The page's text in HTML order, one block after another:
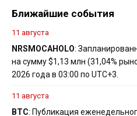
Ближайшие события
11 августа
NRS MOCAHOLO:
на сумму $1,13 млн (31,04%
2026 года в 03:00 по UTC+3.
11 августа
BTC: Публикация